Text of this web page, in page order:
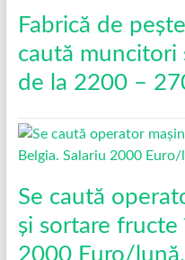
Fabrică de
caută muncitori
de la 2200 –
Se caută
și sortare fructe
2000 Euro/lună.